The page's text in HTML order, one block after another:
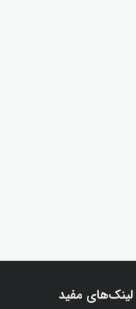
لینک‌های مفید